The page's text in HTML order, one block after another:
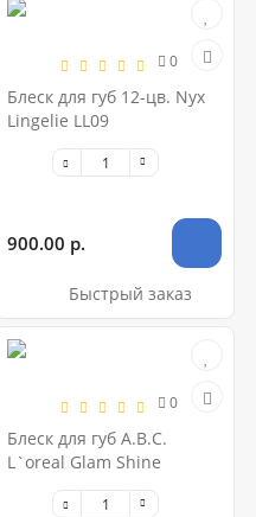
0
Блеск для губ 12-цв. Nyx
Lingelie LL09
900.00 р.
Быстрый заказ
0
Блеск для губ A.B.C.
L`oreal Glam Shine